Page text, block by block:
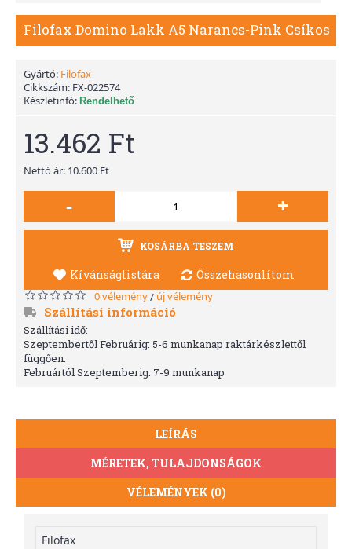
Filofax Domino Lakk A5 Narancs-Pink Csíkos
Gyártó: Filofax
Cikkszám: FX-022574
Készletinfó: Rendelhető
13.462 Ft
Nettó ár: 10.600 Ft
- +
KOSÁRBA TESZEM
Kívánságlistára Összehasonlítom
0 vélemény/ új vélemény
Szállítási információ
Szállítási idő:
Szeptembertől Februárig: 5-6 munkanap raktárkészlettől
függően.
Februártól Szeptemberig: 7-9 munkanap
LEÍRÁS
MÉRETEK, TULAJDONSÁGOK
VÉLEMÉNYEK (0)
Filofax